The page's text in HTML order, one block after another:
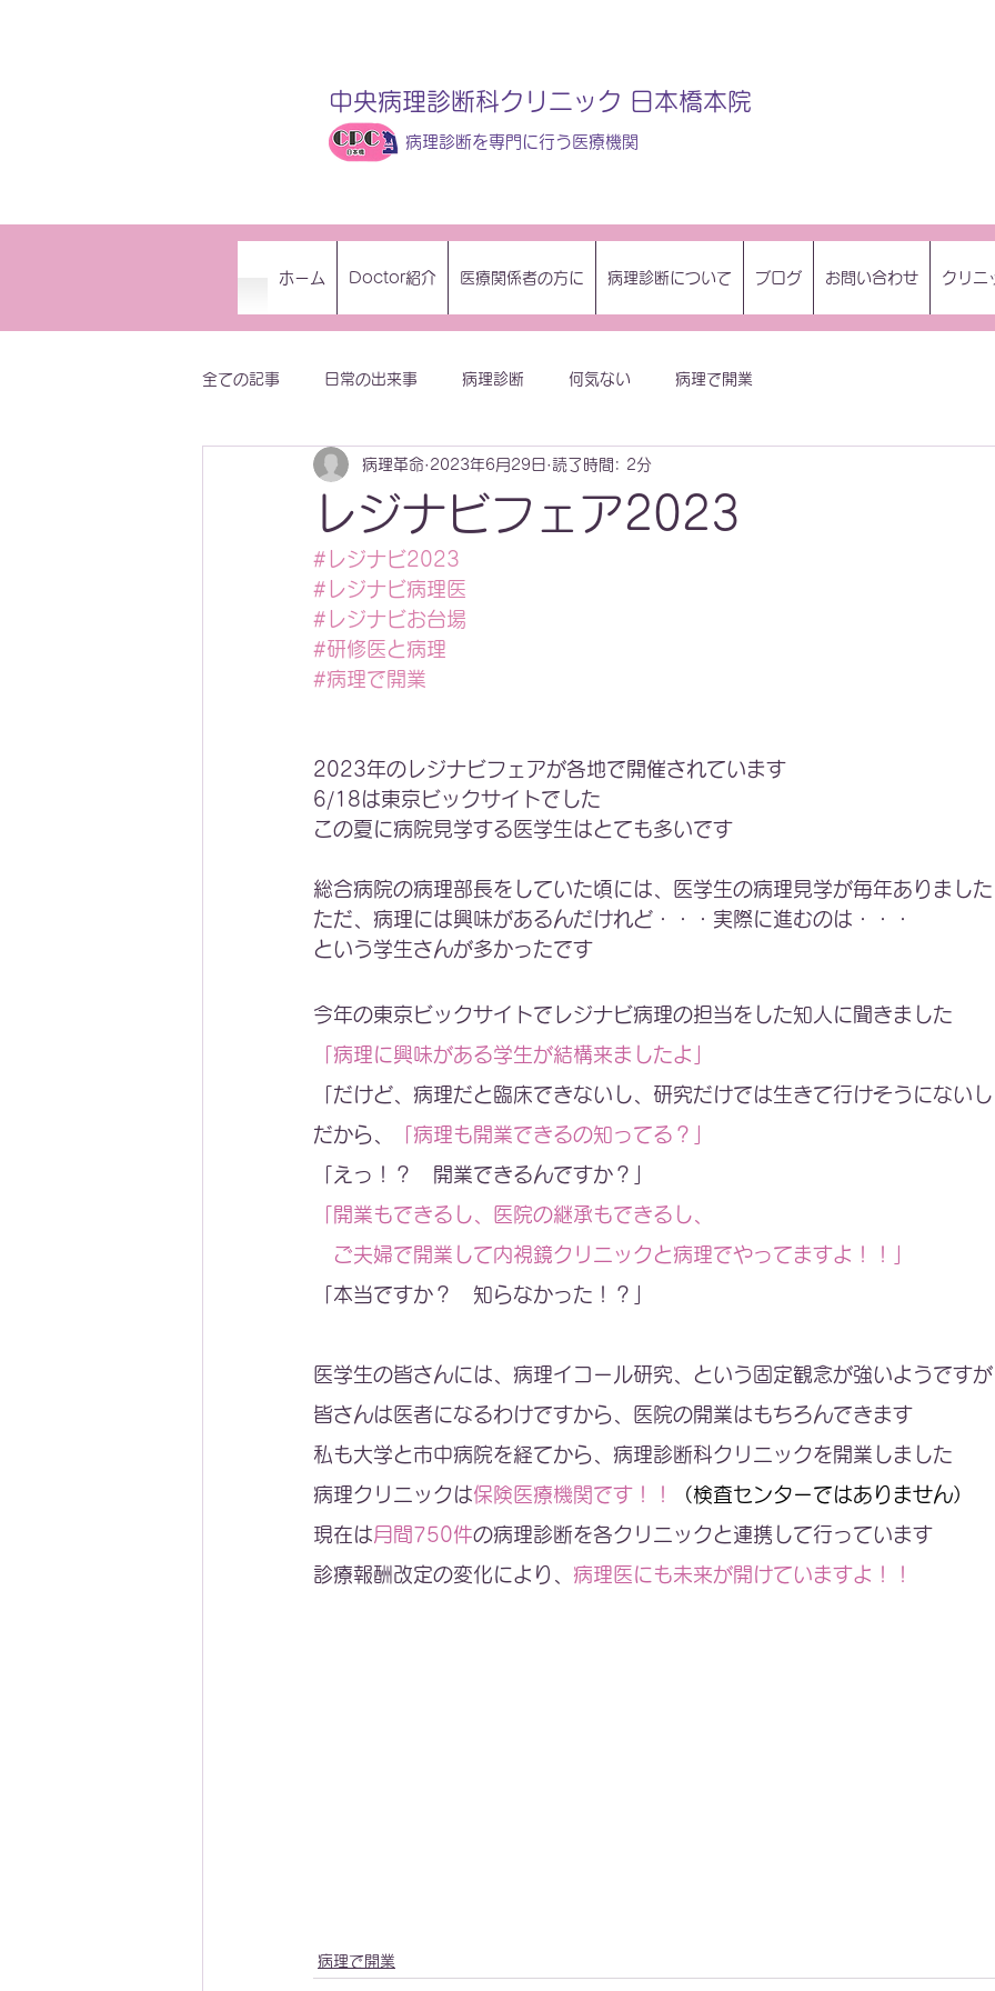
中央病理診断科クリニック 日本橋本院
病理診断を専門に行う医療機関
ホーム Doctor紹介 医療関係者の方に 病理診断について ブログ お問い合わせ クリニ
全ての記事 日常の出来事 病理診断 何気ない 病理で開業
レジナビフェア2023
病理革命 2023年6月29日 読了時間: 2分
#レジナビ2023
#レジナビ病理医
#レジナビお台場
#研修医と病理
#病理で開業
2023年のレジナビフェアが各地で開催されています
6/18は東京ビックサイトでした
この夏に病院見学する医学生はとても多いです
総合病院の病理部長をしていた頃には、医学生の病理見学が毎年ありました
ただ、病理には興味があるんだけれど・・・実際に進むのは・・・
という学生さんが多かったです
今年の東京ビックサイトでレジナビ病理の担当をした知人に聞きました
「病理に興味がある学生が結構来ましたよ」
「だけど、病理だと臨床できないし、研究だけでは生きて行けそうにないし
だから、
「病理も開業できるの知ってる？」
「えっ！？　開業できるんですか？」
「開業もできるし、医院の継承もできるし、
ご夫婦で開業して内視鏡クリニックと病理でやってますよ！！」
「本当ですか？　知らなかった！？」
医学生の皆さんには、病理イコール研究、という固定観念が強いようですが
皆さんは医者になるわけですから、医院の開業はもちろんできます
私も大学と市中病院を経てから、病理診断科クリニックを開業しました
病理クリニックは保険医療機関です！！
（検査センターではありません）
現在は月間750件の病理診断を各クリニックと連携して行っています
診療報酬改定の変化により、 病理医にも未来が開けていますよ！！
病理で開業